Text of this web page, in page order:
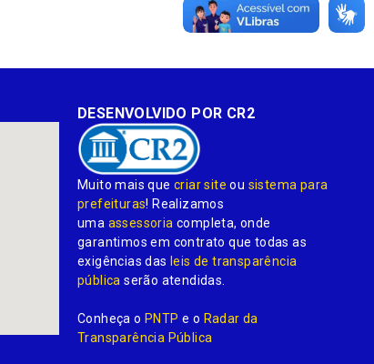
DESENVOLVIDO POR CR2
Muito mais quecriar site ou sistema para
prefeituras! Realizamos
uma assessoria completa, onde
garantimos em contrato que todas as
exigências dasleis de transparência
pública serão atendidas.
Conheça oPNTP e o Radar da
Transparência Pública